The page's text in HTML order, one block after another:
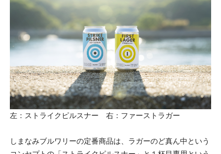
左：ストライクピルスナー 右：ファーストラガー
しまなみブルワリーの定番商品は、ラガーのど真ん中という